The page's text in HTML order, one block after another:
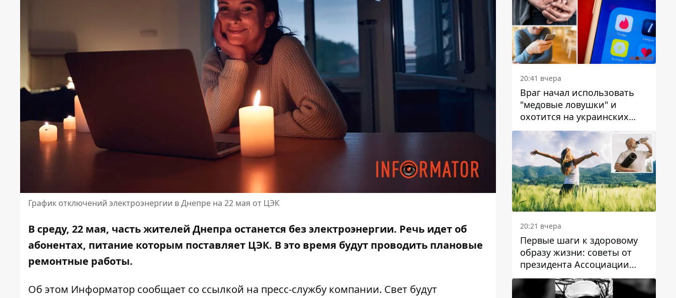
График отключений электроэнергии в Днепре на 22 мая от ЦЭК
В среду, 22 мая, часть жителей Днепра останется без электроэнергии. Речь идет об
абонентах, питание которым поставляет ЦЭК. В это время будут проводить плановые
ремонтные работы.
Об этом Информатор сообщает со ссылкой на пресс-службу компании. Свет будут
20:41 вчера
Враг начал использовать
"медовые ловушки" и
охотится на украинских
военнослужащих
20:21 вчера
Первые шаги к здоровому
образу жизни: советы от
президента Ассоциации
диетологов Украины